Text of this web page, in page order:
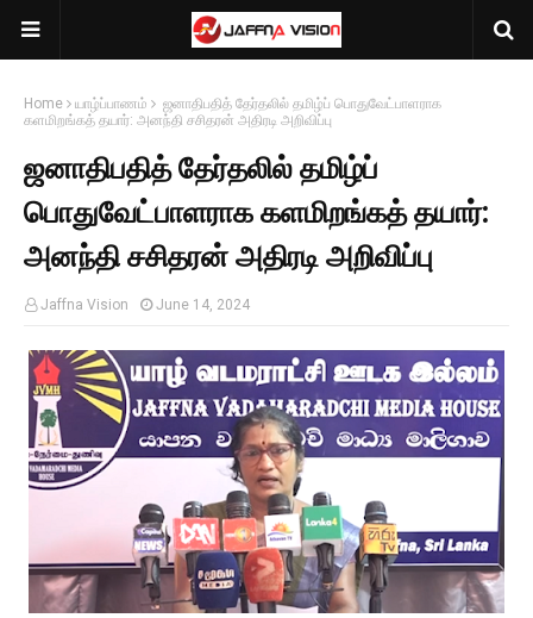
Home யாழ்ப்பாணம்
ஜனாதிபதித் தேர்தலில் தமிழ்ப் பொதுவேட்பாளராக
களமிறங்கத் தயார்: அனந்தி சசிதரன் அதிரடி அறிவிப்பு
ஜனாதிபதித் தேர்தலில் தமிழ்ப்
பொதுவேட்பாளராக களமிறங்கத் தயார்:
அனந்தி சசிதரன் அதிரடி அறிவிப்பு
Jaffna Vision June 14, 2024